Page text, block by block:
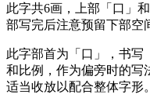
此字共6画，上部「口」
部写完后注意预留下部空
此字部首为「口」，书写
和比例，作为偏旁时的写
适当收放以配合整体字形。